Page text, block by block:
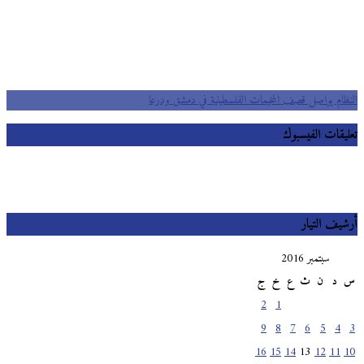
النظام يواصل قصف المخيمات الفلسطينية في دمشق ودرعا
تعليقات الفيسبوك
أرشيف التيار
سبتمبر 2016
س
ن ث خ ج
10
11
12
13
14
15
16